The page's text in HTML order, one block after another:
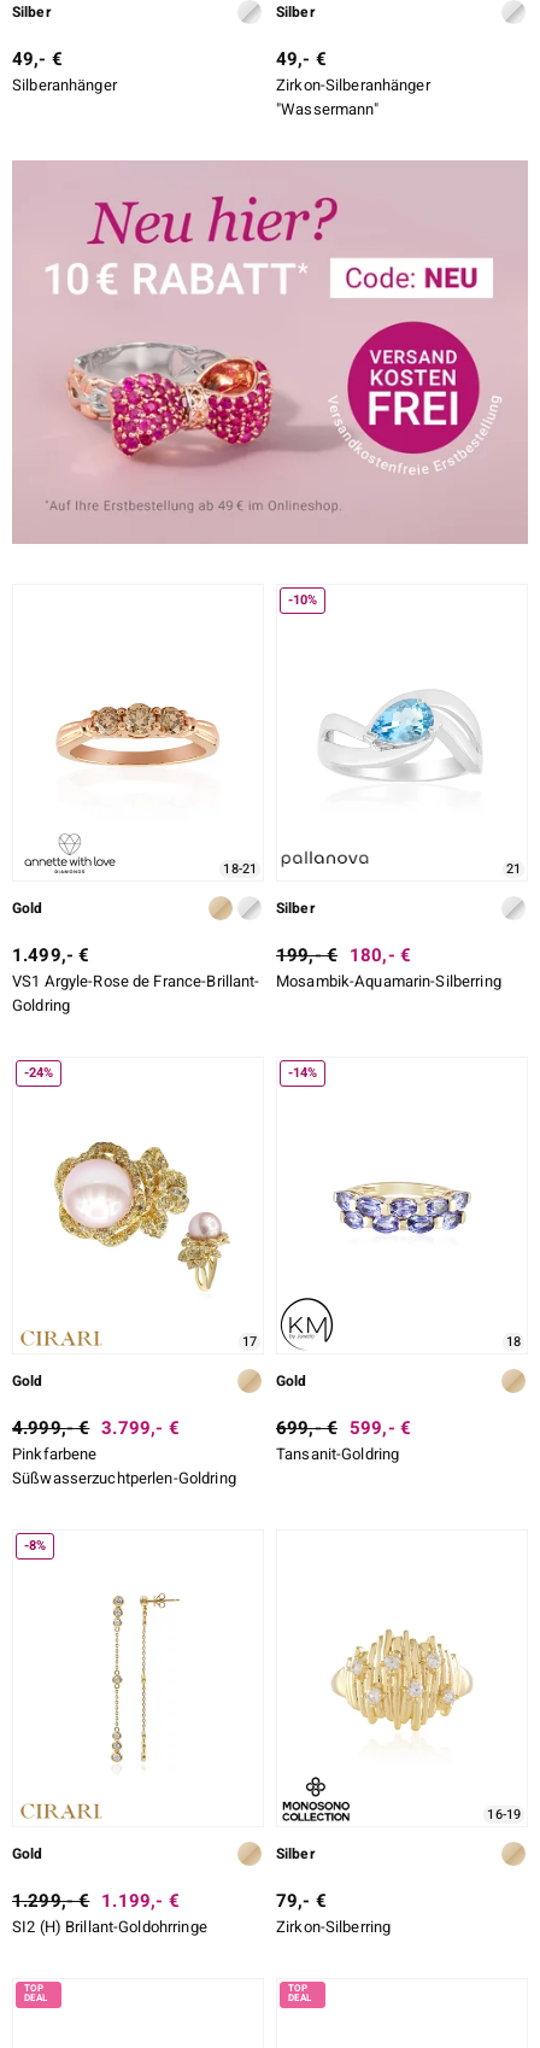
Silber
49,- €
Silberanhänger
Silber
49,- €
Zirkon-Silberanhänger
"Wassermann"
18-21
Gold
1.499,- €
VS1 Argyle-Rose de France-Brillant-
Goldring
-10%
21
Silber
199,- € 180,- €
Mosambik-Aquamarin-Silberring
-24%
17
Gold
4.999,- € 3.799,- €
Pinkfarbene
Süßwasserzuchtperlen-Goldring
-14%
18
Gold
699,- € 599,- €
Tansanit-Goldring
-8%
Gold
1.299,- € 1.199,- €
SI2 (H) Brillant-Goldohrringe
16-19
Silber
79,- €
Zirkon-Silberring